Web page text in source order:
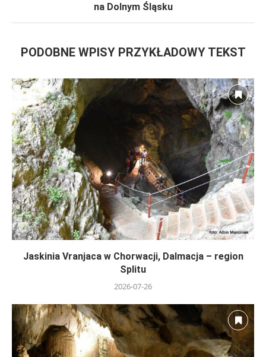
na Dolnym Śląsku
PODOBNE WPISY PRZYKŁADOWY TEKST
Jaskinia Vranjaca w Chorwacji, Dalmacja – region
Splitu
2026-07-26